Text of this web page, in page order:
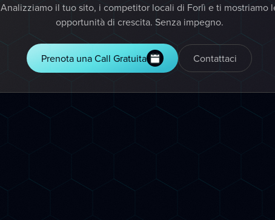
Analizziamo il tuo sito, i competitor locali di Forlì e ti mostriamo
opportunità di crescita. Senza impegno.
Prenota una Call Gratuita Contattaci